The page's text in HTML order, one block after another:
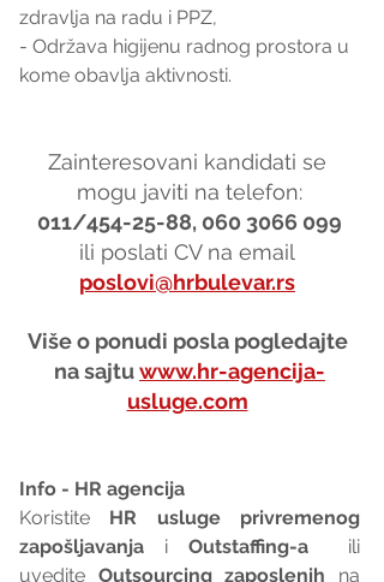
zdravlja na radu i PPZ,
- Održava higijenu radnog prostora u
kome obavlja aktivnosti.
Zainteresovani kandidati se
mogu javiti na telefon:
011/454-25-88, 060 3066 099
ili poslati CV na email
poslovi@hrbulevar.rs
Više o ponudi posla pogledajte
na sajtu www.hr-agencija-
usluge.com
Info - HR agencija
Koristite HR usluge privremenog
zapošljavanja i Outstaffing-a
  ili
uvedite Outsourcing zaposlenih na